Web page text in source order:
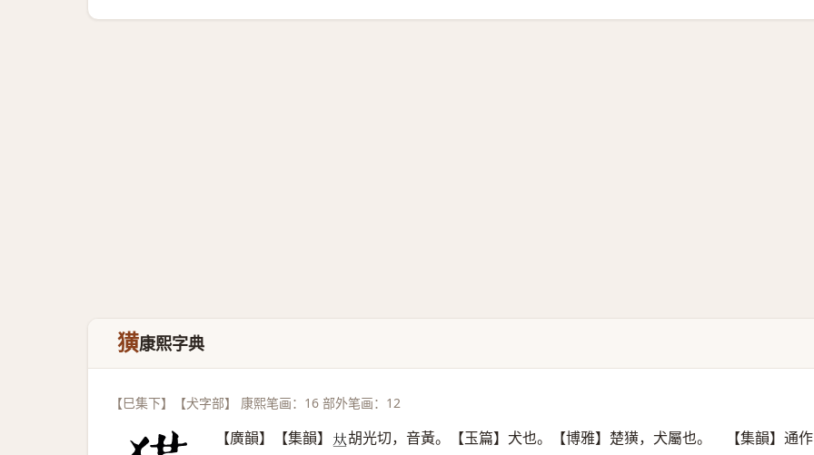
獚康熙字典
【巳集下】【犬字部】 康熙笔画：16 部外笔画：12
【廣韻】【集韻】 𠀤胡光切，音黃。【玉篇】犬也。【博雅】楚獚，犬屬也。 【集韻】通作